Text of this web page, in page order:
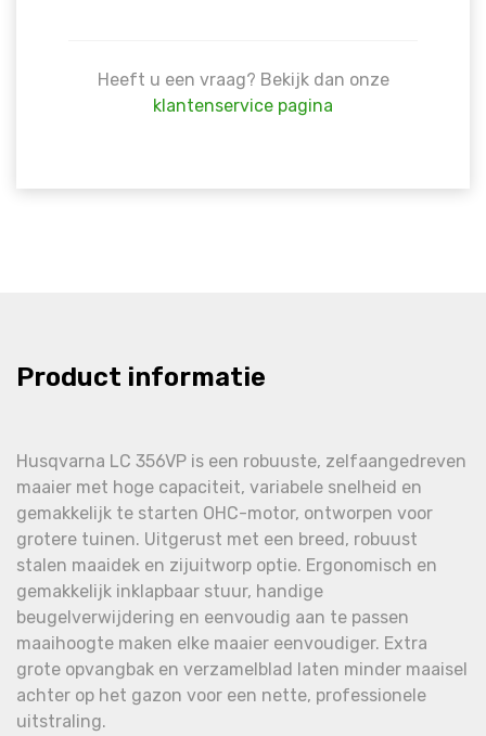
Heeft u een vraag? Bekijk dan onze
klantenservice pagina
Product informatie
Husqvarna LC 356VP is een robuuste, zelfaangedreven
maaier met hoge capaciteit, variabele snelheid en
gemakkelijk te starten OHC-motor, ontworpen voor
grotere tuinen. Uitgerust met een breed, robuust
stalen maaidek en zijuitworp optie. Ergonomisch en
gemakkelijk inklapbaar stuur, handige
beugelverwijdering en eenvoudig aan te passen
maaihoogte maken elke maaier eenvoudiger. Extra
grote opvangbak en verzamelblad laten minder maaisel
achter op het gazon voor een nette, professionele
uitstraling.